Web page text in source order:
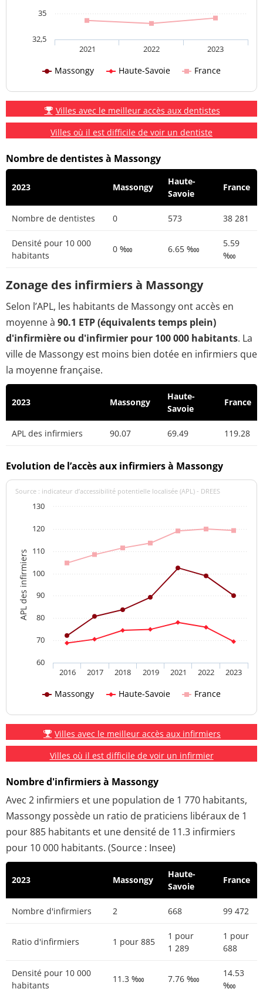
Massongy Haute-Savoie France
2021 2022 2023
32,5
35
Villes avec le meilleur accès aux dentistes
Villes où il est difficile de voir un dentiste
Nombre de dentistes à Massongy
2023 Massongy
Haute-
Savoie
France
Nombre de dentistes 0 573 38 281
Densité pour 10 000
habitants
0 ‱ 6.65 ‱
5.59
‱
Zonage des infirmiers à Massongy
Selon l’APL, les habitants de Massongy ont accès en
moyenne à 90.1 ETP (équivalents temps plein)
d'infirmière ou d'infirmier pour 100 000 habitants. La
ville de Massongy est moins bien dotée en infirmiers que
la moyenne française.
2023 Massongy
Haute-
Savoie
France
APL des infirmiers 90.07 69.49 119.28
Evolution de l’accès aux infirmiers à Massongy
APL des infirmiers
Source : indicateur d’accessibilité potentielle localisée (APL) - DREES
Massongy Haute-Savoie France
2016 2017 2018 2019 2021 2022 2023
60
70
80
90
100
110
120
130
Villes avec le meilleur accès aux infirmiers
Villes où il est difficile de voir un infirmier
Nombre d'infirmiers à Massongy
Avec 2 infirmiers et une population de 1 770 habitants,
Massongy possède un ratio de praticiens libéraux de 1
pour 885 habitants et une densité de 11.3 infirmiers
pour 10 000 habitants. (Source : Insee)
2023 Massongy
Haute-
Savoie
France
Nombre d'infirmiers 2 668 99 472
Ratio d'infirmiers 1 pour 885
1 pour
1 289
1 pour
688
Densité pour 10 000
habitants
11.3 ‱ 7.76 ‱
14.53
‱